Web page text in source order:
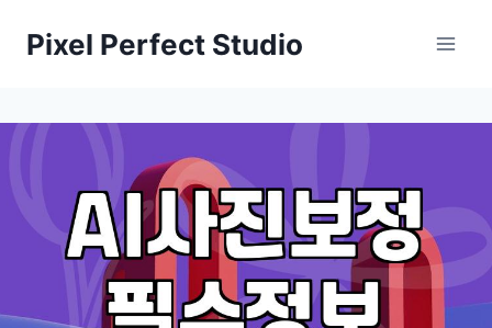
Pixel Perfect Studio